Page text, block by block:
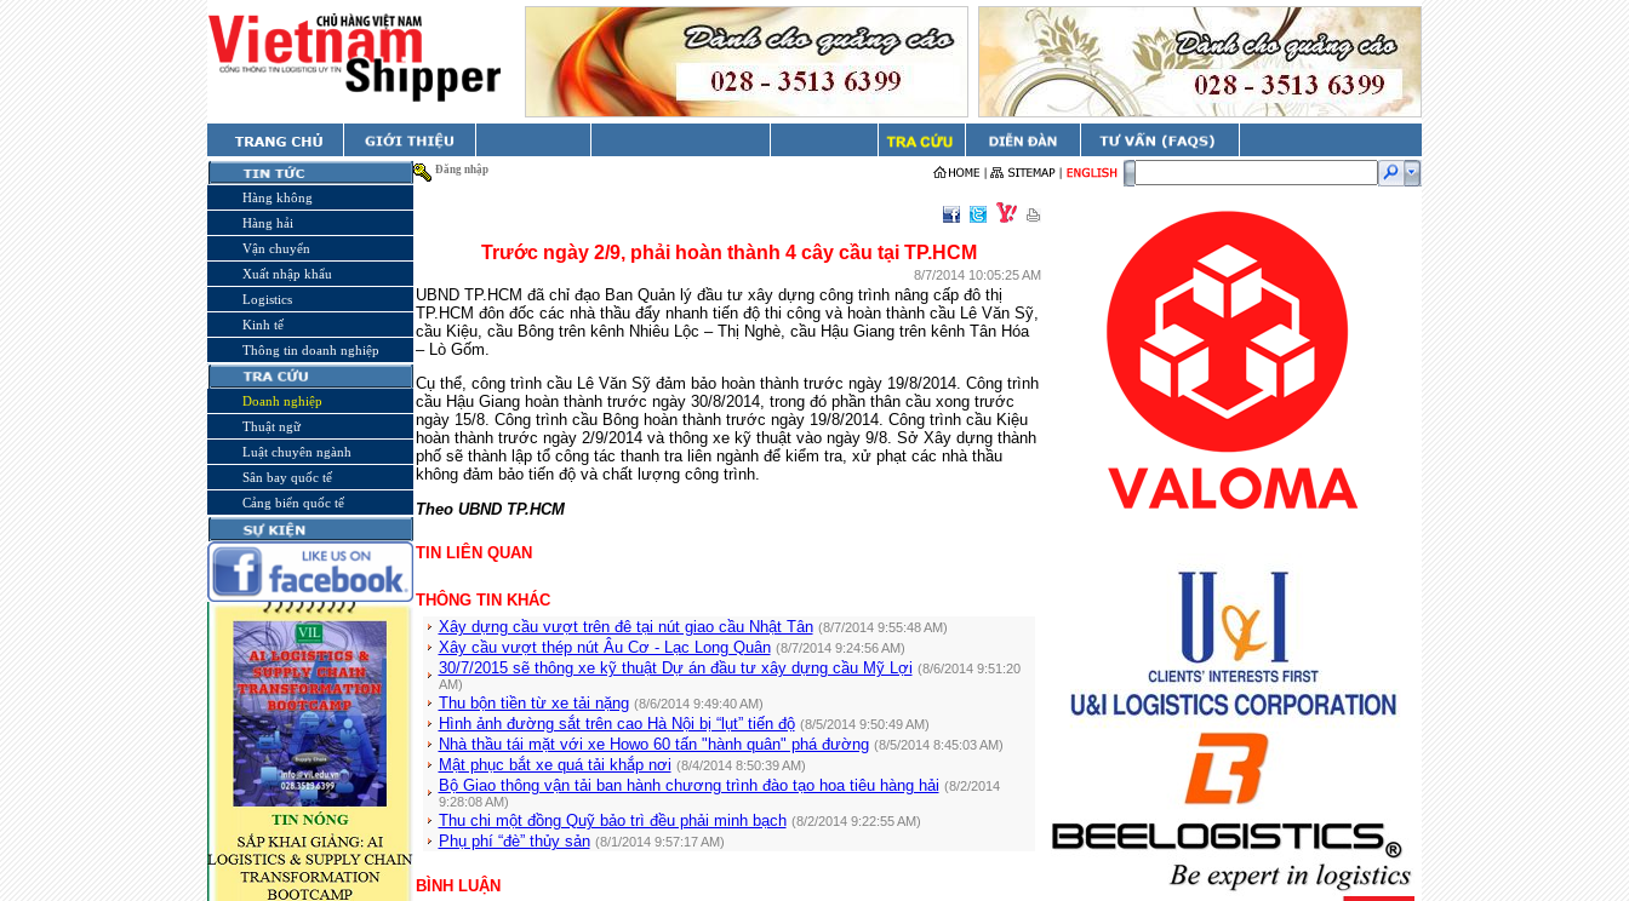
Hàng không
Hàng hải
Vận chuyển
Xuất nhập khẩu
Logistics
Kinh tế
Thông tin doanh nghiệp
Doanh nghiệp
Thuật ngữ
Luật chuyên ngành
Sân bay quốc tế
Cảng biển quốc tế
Đăng nhập
Trước ngày 2/9, phải hoàn thành 4 cây cầu tại TP.HCM
8/7/2014 10:05:25 AM
UBND TP.HCM đã chỉ đạo Ban Quản lý đầu tư xây dựng công trình nâng cấp đô thị
TP.HCM đôn đốc các nhà thầu đẩy nhanh tiến độ thi công và hoàn thành cầu Lê Văn Sỹ,
cầu Kiệu, cầu Bông trên kênh Nhiêu Lộc – Thị Nghè, cầu Hậu Giang trên kênh Tân Hóa
– Lò Gốm.
Cụ thể, công trình cầu Lê Văn Sỹ đảm bảo hoàn thành trước ngày 19/8/2014. Công trình
cầu Hậu Giang hoàn thành trước ngày 30/8/2014, trong đó phần thân cầu xong trước
ngày 15/8. Công trình cầu Bông hoàn thành trước ngày 19/8/2014. Công trình cầu Kiệu
hoàn thành trước ngày 2/9/2014 và thông xe kỹ thuật vào ngày 9/8. Sở Xây dựng thành
phố sẽ thành lập tổ công tác thanh tra liên ngành để kiểm tra, xử phạt các nhà thầu
không đảm bảo tiến độ và chất lượng công trình.
Theo UBND TP.HCM
TIN LIÊN QUAN
THÔNG TIN KHÁC
Xây dựng cầu vượt trên đê tại nút giao cầu Nhật Tân (8/7/2014 9:55:48 AM)
Xây cầu vượt thép nút Âu Cơ - Lạc Long Quân (8/7/2014 9:24:56 AM)
30/7/2015 sẽ thông xe kỹ thuật Dự án đầu tư xây dựng cầu Mỹ Lợi (8/6/2014 9:51:20
AM)
Thu bộn tiền từ xe tải nặng (8/6/2014 9:49:40 AM)
Hình ảnh đường sắt trên cao Hà Nội bị “lụt” tiến độ (8/5/2014 9:50:49 AM)
Nhà thầu tái mặt với xe Howo 60 tấn "hành quân" phá đường (8/5/2014 8:45:03 AM)
Mật phục bắt xe quá tải khắp nơi (8/4/2014 8:50:39 AM)
Bộ Giao thông vận tải ban hành chương trình đào tạo hoa tiêu hàng hải (8/2/2014
9:28:08 AM)
Thu chi một đồng Quỹ bảo trì đều phải minh bạch (8/2/2014 9:22:55 AM)
Phụ phí “đè” thủy sản (8/1/2014 9:57:17 AM)
BÌNH LUẬN